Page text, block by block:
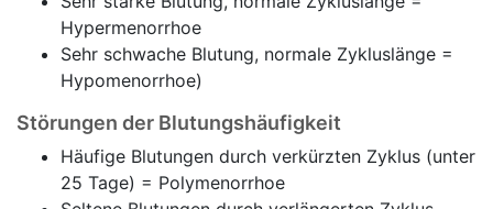
Hypermenorrhoe
Sehr schwache Blutung, normale Zykluslänge =
Hypomenorrhoe)
Störungen der Blutungshäufigkeit
Häufige Blutungen durch verkürzten Zyklus (unter
25 Tage) = Polymenorrhoe